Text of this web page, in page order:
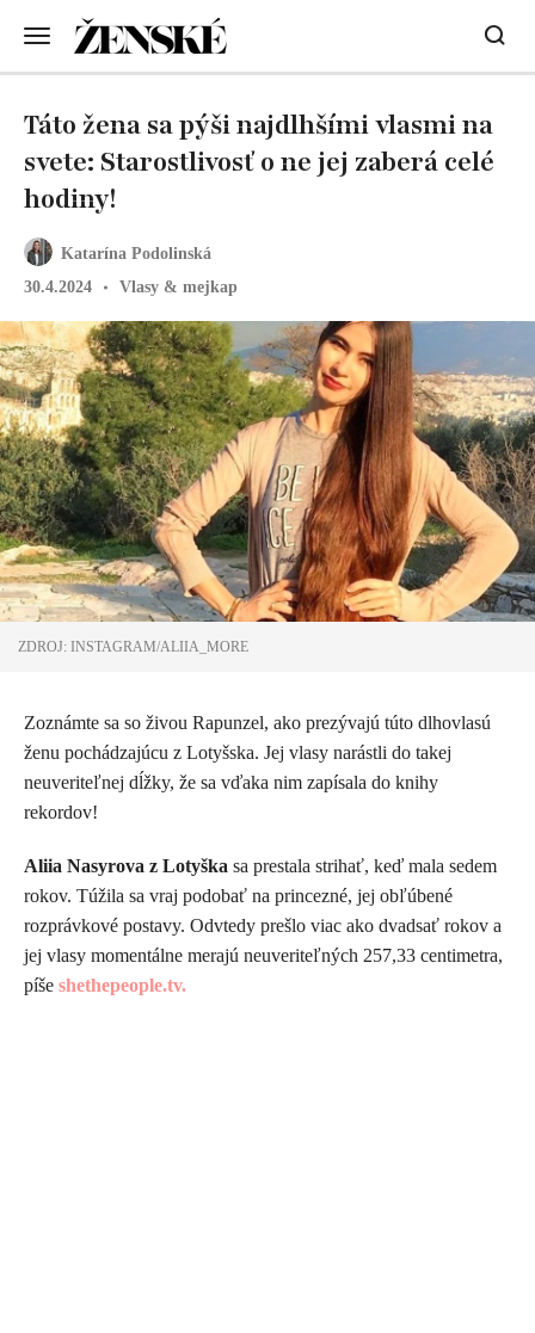
Katarína Podolinská
30.4.2024
Vlasy & mejkap
Táto žena sa pýši najdlhšími vlasmi na
svete: Starostlivosť o ne jej zaberá celé
hodiny!
ZDROJ: INSTAGRAM/ALIIA_MORE
Zoznámte sa so živou Rapunzel, ako prezývajú túto dlhovlasú
ženu pochádzajúcu z Lotyšska. Jej vlasy narástli do takej
neuveriteľnej dĺžky, že sa vďaka nim zapísala do knihy
rekordov!
Aliia Nasyrova z Lotyška sa prestala strihať, keď mala sedem
rokov. Túžila sa vraj podobať na princezné, jej obľúbené
rozprávkové postavy. Odvtedy prešlo viac ako dvadsať rokov a
jej vlasy momentálne merajú neuveriteľných 257,33 centimetra,
píše shethepeople.tv.